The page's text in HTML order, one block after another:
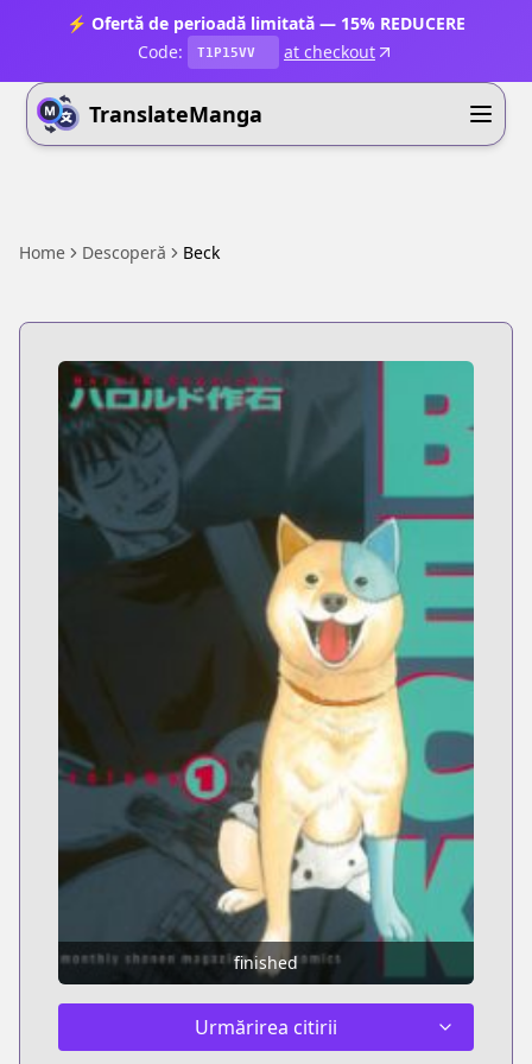
⚡ Ofertă de perioadă limitată — 15% REDUCERE
Code:
T1P15VV at checkout
TranslateManga
Home Descoperă Beck
finished
Urmărirea citirii